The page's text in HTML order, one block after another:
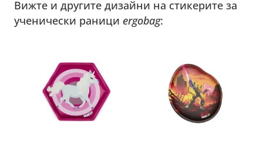
Вижте и другите дизайни на стикерите за
ученически ранициergobag: